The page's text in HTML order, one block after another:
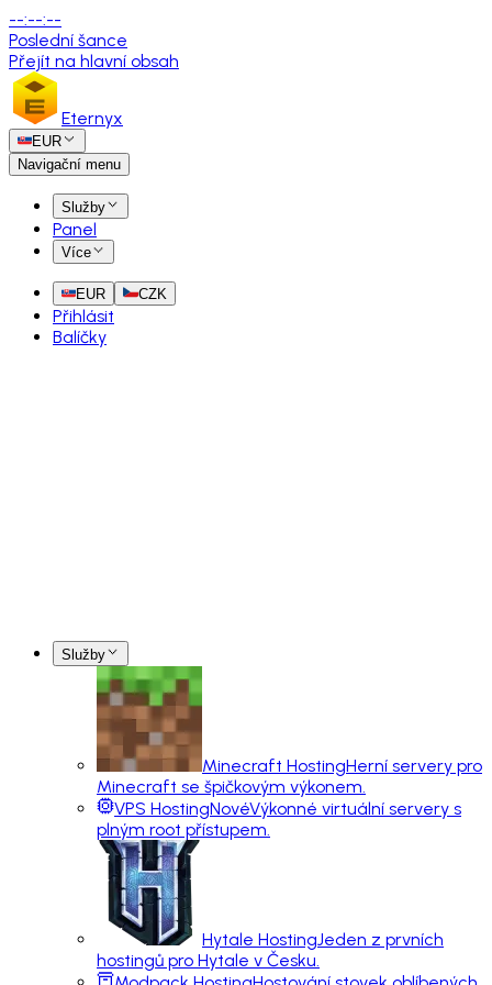
--:--:--
Poslední šance
Přejít na hlavní obsah
Eternyx
EUR
Navigační menu
Služby
Panel
Více
EUR CZK
Přihlásit
Balíčky
Služby
Minecraft HostingHerní servery pro
Minecraft se špičkovým výkonem.
VPS HostingNovéVýkonné virtuální servery s
plným root přístupem.
Hytale HostingJeden z prvních
hostingů pro Hytale v Česku.